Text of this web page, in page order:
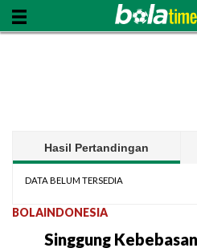
Hasil Pertandingan
DATA BELUM TERSEDIA
BOLAINDONESIA
Singgung